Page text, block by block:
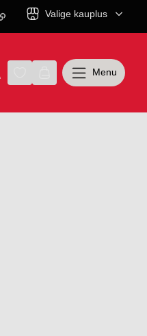
Valige kauplus
Menu